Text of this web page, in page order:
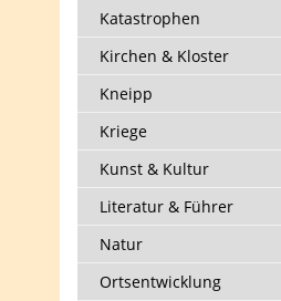
Katastrophen
Kirchen & Kloster
Kneipp
Kriege
Kunst & Kultur
Literatur & Führer
Natur
Ortsentwicklung